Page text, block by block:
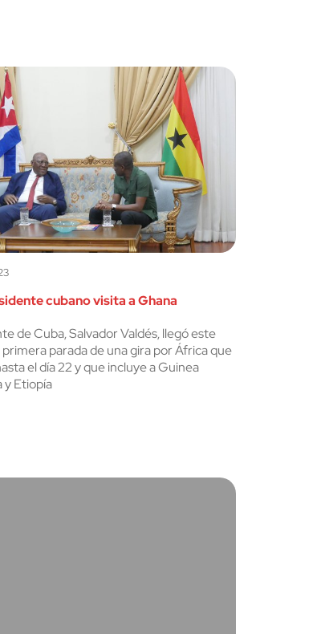
cerrar
cubano visita a Ghana
de Cuba, Salvador Valdés, llegó este
primera parada de una gira por África que
el día 22 y que incluye a Guinea
y Etiopía